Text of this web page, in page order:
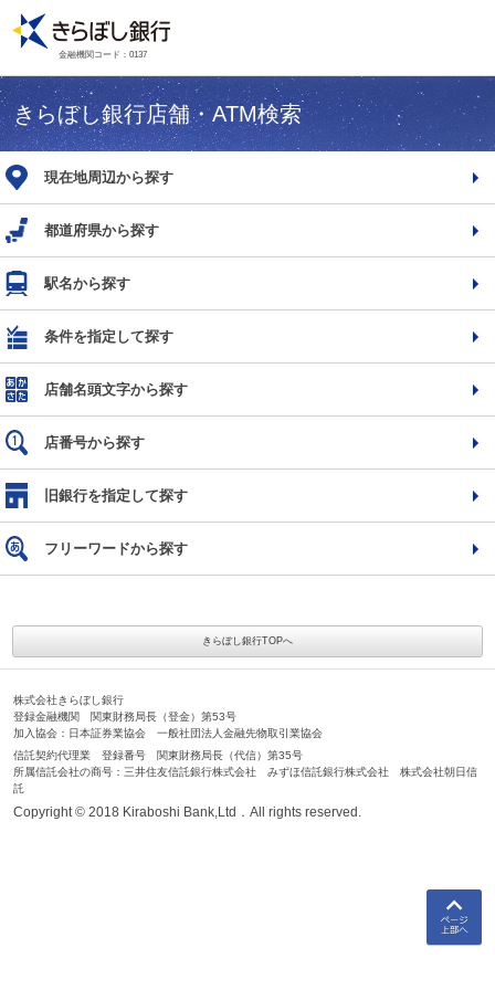
金融機関コード：0137
きらぼし銀行店舗・ATM検索
現在地周辺から探す
都道府県から探す
駅名から探す
条件を指定して探す
店舗名頭文字から探す
店番号から探す
旧銀行を指定して探す
フリーワードから探す
きらぼし銀行TOPへ
株式会社きらぼし銀行
登録金融機関 関東財務局長（登金）第53号
加入協会：日本証券業協会 一般社団法人金融先物取引業協会
信託契約代理業 登録番号 関東財務局長（代信）第35号
所属信託会社の商号：三井住友信託銀行株式会社 みずほ信託銀行株式会社 株式会社朝日信
託
Copyright © 2018 Kiraboshi Bank,Ltd．All rights reserved.